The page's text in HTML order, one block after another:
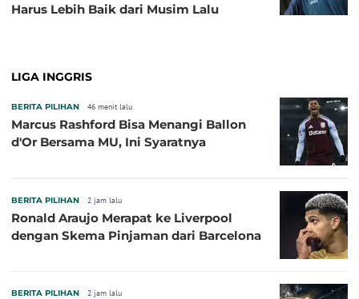
Harus Lebih Baik dari Musim Lalu
LIGA INGGRIS
BERITA PILIHAN 46 menit lalu
Marcus Rashford Bisa Menangi Ballon
d'Or Bersama MU, Ini Syaratnya
BERITA PILIHAN 2 jam lalu
Ronald Araujo Merapat ke Liverpool
dengan Skema Pinjaman dari Barcelona
BERITA PILIHAN 2 jam lalu